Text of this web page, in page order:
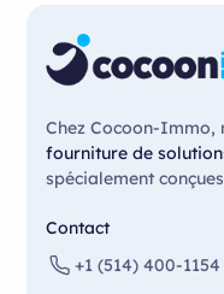
Chez Cocoon-Immo,
fourniture de
spécialement
Contact
+1 (514) 400-1154